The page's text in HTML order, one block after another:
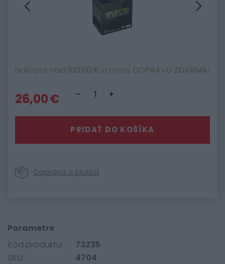
Nakúpte nad 100,00 € a máte DOPRAVU ZDARMA!
26,00 €
PRIDAŤ DO KOŠÍKA
Doprava a platba
Parametre
Kód produktu:
73235
SKU:
4704